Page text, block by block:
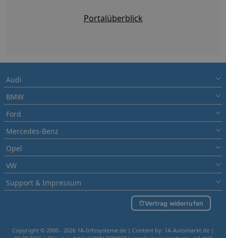
Portalüberblick
Audi
BMW
Ford
Mercedes-Benz
Opel
VW
Support & Impressum
Vertrag widerrufen
Copyright © 2000 - 2026 1A-Infosysteme.de | Content by: 1A-Automarkt.de |